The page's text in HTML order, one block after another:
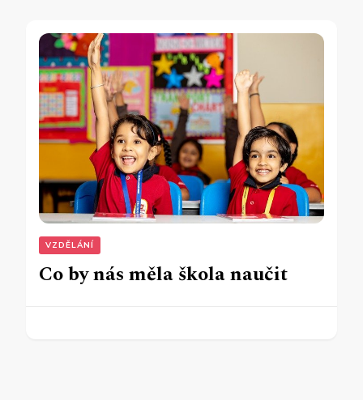
VZDĚLÁNÍ
Co by nás měla škola naučit